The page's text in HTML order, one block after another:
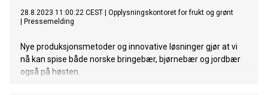
28.8.2023 11:00:22 CEST
Opplysningskontoret for frukt og grønt
Pressemelding
Nye produksjonsmetoder og innovative løsninger gjør at vi
nå kan spise både norske bringebær, bjørnebær og jordbær
også på høsten.